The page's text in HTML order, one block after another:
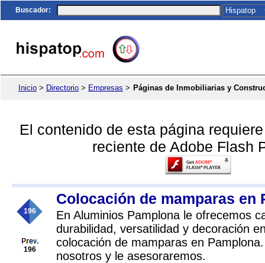
Buscador:
Inicio > Directorio > Empresas > Páginas de Inmobiliarias y
El contenido de esta página
reciente de Adobe Flash
196
196
Colocación de mamparas en
En Aluminios Pamplona le ofrecemos
durabilidad, versatilidad y decoración
colocación de mamparas en
nosotros y le asesoraremos.